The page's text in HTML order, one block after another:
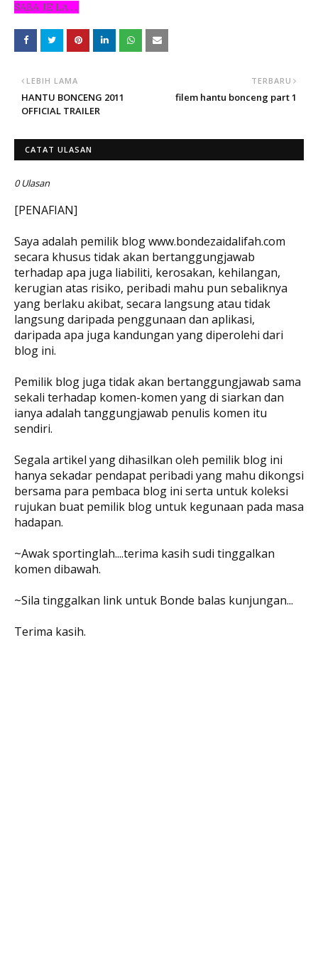
SABA JE LA.....
TERBARU
filem hantu bonceng part 1
LEBIH LAMA
HANTU BONCENG 2011
OFFICIAL TRAILER
CATAT ULASAN
0 Ulasan
[PENAFIAN]
Saya adalah pemilik blog www.bondezaidalifah.com
secara khusus tidak akan bertanggungjawab
terhadap apa juga liabiliti, kerosakan, kehilangan,
kerugian atas risiko, peribadi mahu pun sebaliknya
yang berlaku akibat, secara langsung atau tidak
langsung daripada penggunaan dan aplikasi,
daripada apa juga kandungan yang diperolehi dari
blog ini.
Pemilik blog juga tidak akan bertanggungjawab sama
sekali terhadap komen-komen yang di siarkan dan
ianya adalah tanggungjawab penulis komen itu
sendiri.
Segala artikel yang dihasilkan oleh pemilik blog ini
hanya sekadar pendapat peribadi yang mahu dikongsi
bersama para pembaca blog ini serta untuk koleksi
rujukan buat pemilik blog untuk kegunaan pada masa
hadapan.
~Awak sportinglah....terima kasih sudi tinggalkan
komen dibawah.
~Sila tinggalkan link untuk Bonde balas kunjungan...
Terima kasih.